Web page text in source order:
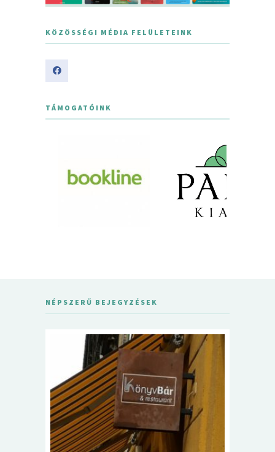
KÖZÖSSÉGI MÉDIA FELÜLETEINK
TÁMOGATÓINK
NÉPSZERŰ BEJEGYZÉSEK